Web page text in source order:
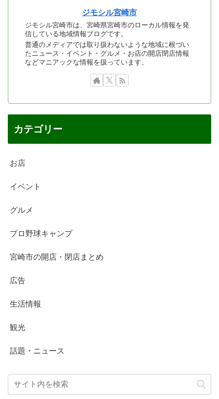
ジモシル宮崎市
ジモシル宮崎市は、宮崎県宮崎市のローカル情報を発
信している地域情報ブログです。
普通のメディアでは取り扱わないような地域に根づい
たニュース・イベント・グルメ・お店の開店閉店情報
などマニアックな情報を扱っています。
カテゴリー
お店
イベント
グルメ
プロ野球キャンプ
宮崎市の開店・閉店まとめ
広告
生活情報
観光
話題・ニュース